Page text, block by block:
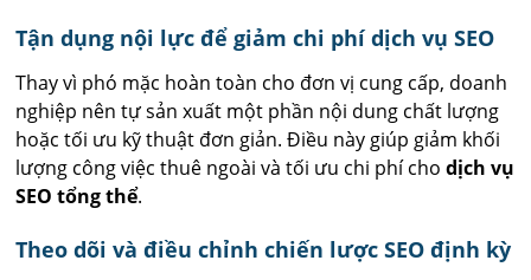
Tận dụng nội lực để giảm chi phí dịch vụ SEO
Thay vì phó mặc hoàn toàn cho đơn vị cung cấp, doanh
nghiệp nên tự sản xuất một phần nội dung chất lượng
hoặc tối ưu kỹ thuật đơn giản. Điều này giúp giảm khối
lượng công việc thuê ngoài và tối ưu chi phí chodịch vụ
SEO tổng thể.
Theo dõi và điều chỉnh chiến lược SEO định kỳ